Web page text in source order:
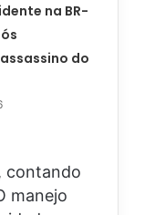
na BR-
do
contando
manejo